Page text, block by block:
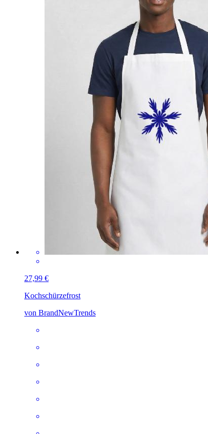
27,99 €
Kochschürzefrost
von BrandNewTrends